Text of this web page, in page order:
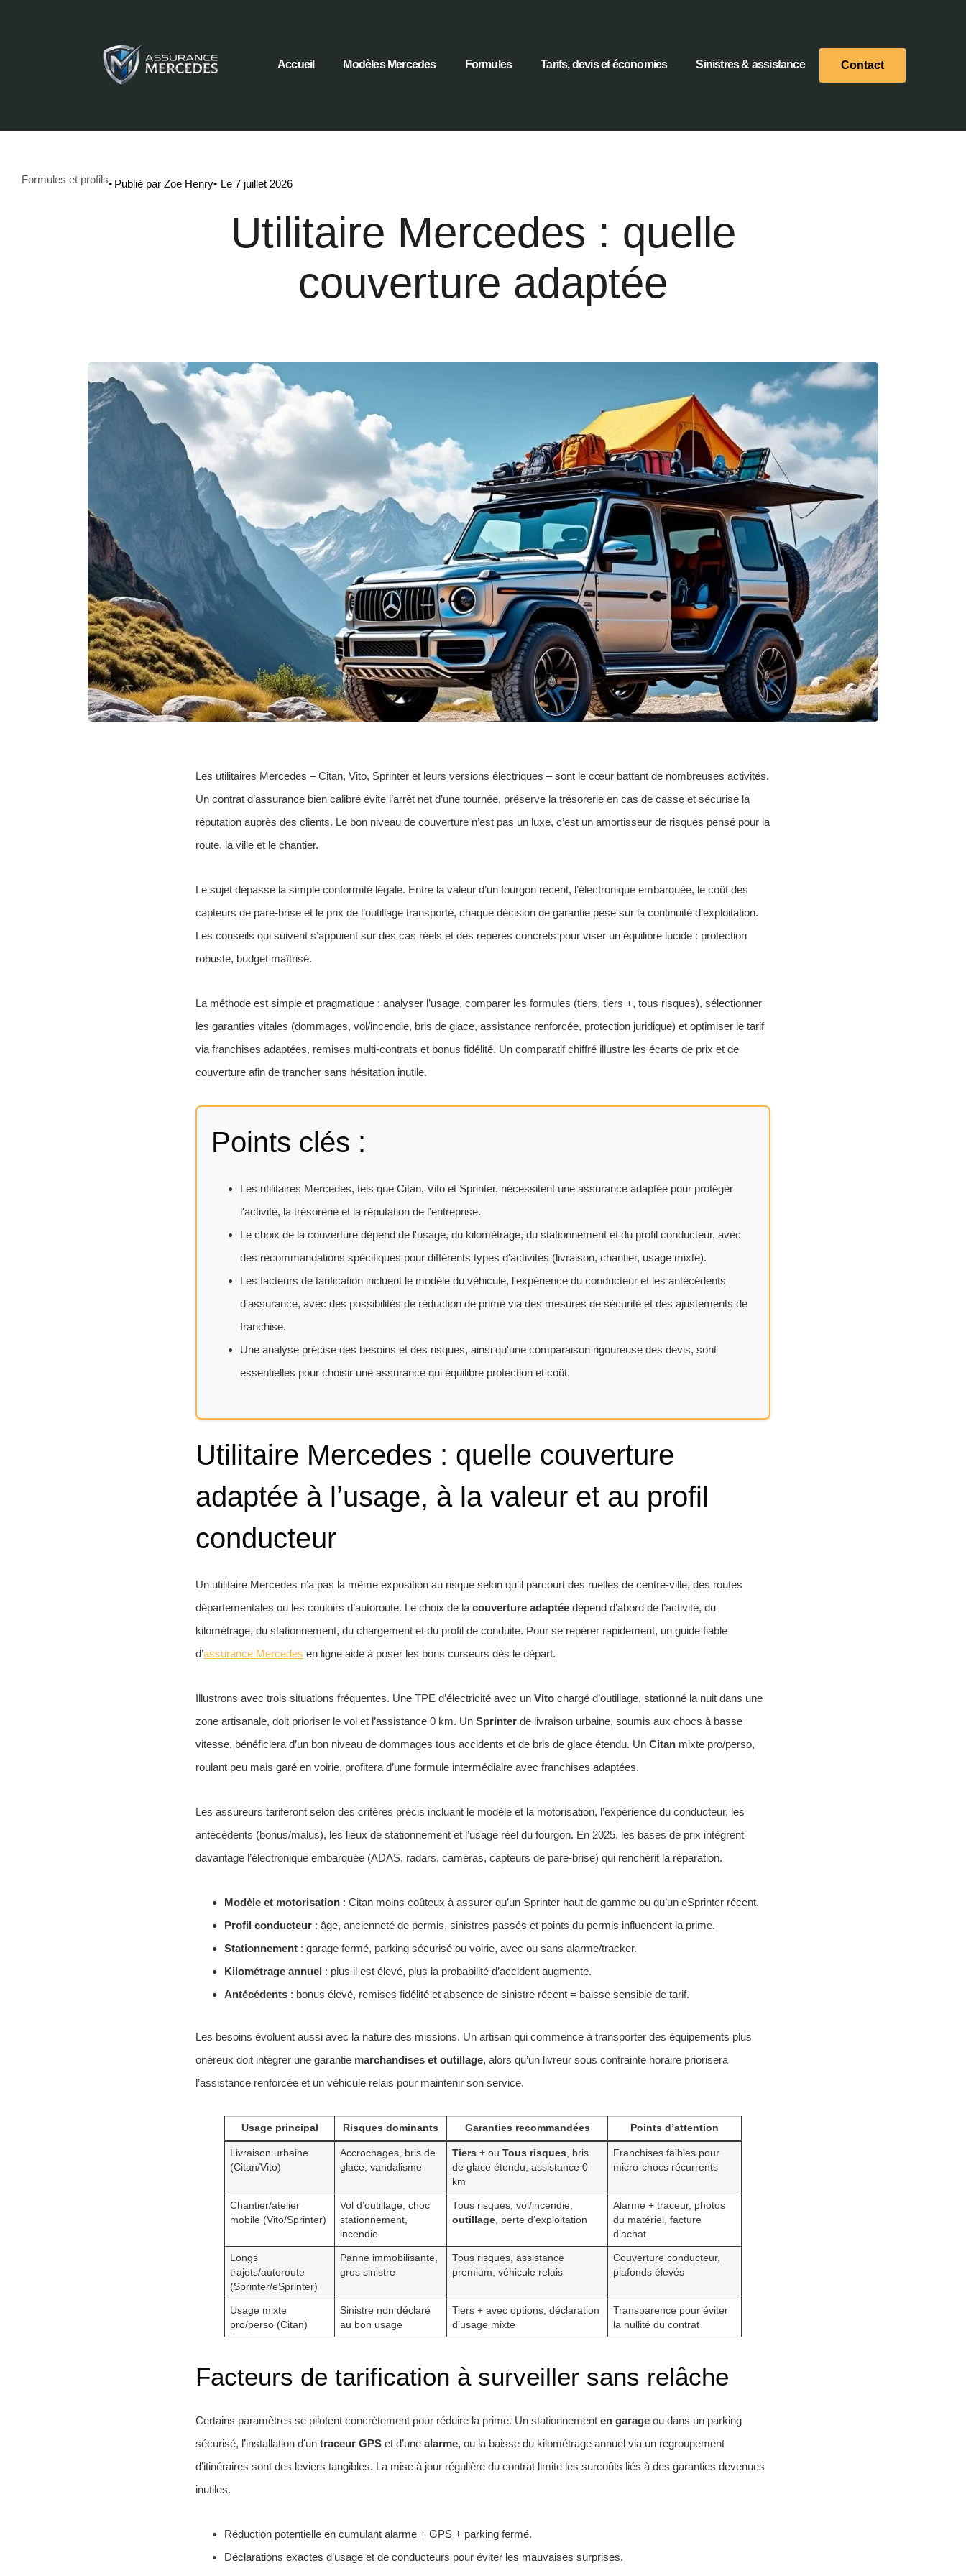
Accueil Modèles Mercedes Formules Tarifs, devis et économies Sinistres & assistance Contact
Formules et profils• Publié par Zoe Henry• Le 7 juillet 2026
Utilitaire Mercedes : quelle
couverture adaptée
Les utilitaires Mercedes – Citan, Vito, Sprinter et leurs versions électriques – sont le cœur battant de nombreuses activités.
Un contrat d’assurance bien calibré évite l’arrêt net d’une tournée, préserve la trésorerie en cas de casse et sécurise la
réputation auprès des clients. Le bon niveau de couverture n’est pas un luxe, c’est un amortisseur de risques pensé pour la
route, la ville et le chantier.
Le sujet dépasse la simple conformité légale. Entre la valeur d’un fourgon récent, l’électronique embarquée, le coût des
capteurs de pare-brise et le prix de l’outillage transporté, chaque décision de garantie pèse sur la continuité d’exploitation.
Les conseils qui suivent s’appuient sur des cas réels et des repères concrets pour viser un équilibre lucide : protection
robuste, budget maîtrisé.
La méthode est simple et pragmatique : analyser l’usage, comparer les formules (tiers, tiers +, tous risques), sélectionner
les garanties vitales (dommages, vol/incendie, bris de glace, assistance renforcée, protection juridique) et optimiser le tarif
via franchises adaptées, remises multi-contrats et bonus fidélité. Un comparatif chiffré illustre les écarts de prix et de
couverture afin de trancher sans hésitation inutile.
Points clés :
Les utilitaires Mercedes, tels que Citan, Vito et Sprinter, nécessitent une assurance adaptée pour protéger
l'activité, la trésorerie et la réputation de l'entreprise.
Le choix de la couverture dépend de l'usage, du kilométrage, du stationnement et du profil conducteur, avec
des recommandations spécifiques pour différents types d'activités (livraison, chantier, usage mixte).
Les facteurs de tarification incluent le modèle du véhicule, l'expérience du conducteur et les antécédents
d'assurance, avec des possibilités de réduction de prime via des mesures de sécurité et des ajustements de
franchise.
Une analyse précise des besoins et des risques, ainsi qu'une comparaison rigoureuse des devis, sont
essentielles pour choisir une assurance qui équilibre protection et coût.
Utilitaire Mercedes : quelle couverture
adaptée à l’usage, à la valeur et au profil
conducteur
Un utilitaire Mercedes n’a pas la même exposition au risque selon qu’il parcourt des ruelles de centre-ville, des routes
départementales ou les couloirs d’autoroute. Le choix de la couverture adaptée dépend d’abord de l’activité, du
kilométrage, du stationnement, du chargement et du profil de conduite. Pour se repérer rapidement, un guide fiable
d’assurance Mercedes en ligne aide à poser les bons curseurs dès le départ.
Illustrons avec trois situations fréquentes. Une TPE d’électricité avec un Vito chargé d’outillage, stationné la nuit dans une
zone artisanale, doit prioriser le vol et l’assistance 0 km. Un Sprinter de livraison urbaine, soumis aux chocs à basse
vitesse, bénéficiera d’un bon niveau de dommages tous accidents et de bris de glace étendu. Un Citan mixte pro/perso,
roulant peu mais garé en voirie, profitera d’une formule intermédiaire avec franchises adaptées.
Les assureurs tariferont selon des critères précis incluant le modèle et la motorisation, l’expérience du conducteur, les
antécédents (bonus/malus), les lieux de stationnement et l’usage réel du fourgon. En 2025, les bases de prix intègrent
davantage l’électronique embarquée (ADAS, radars, caméras, capteurs de pare-brise) qui renchérit la réparation.
Modèle et motorisation : Citan moins coûteux à assurer qu’un Sprinter haut de gamme ou qu’un eSprinter récent.
Profil conducteur : âge, ancienneté de permis, sinistres passés et points du permis influencent la prime.
Stationnement : garage fermé, parking sécurisé ou voirie, avec ou sans alarme/tracker.
Kilométrage annuel : plus il est élevé, plus la probabilité d’accident augmente.
Antécédents : bonus élevé, remises fidélité et absence de sinistre récent = baisse sensible de tarif.
Les besoins évoluent aussi avec la nature des missions. Un artisan qui commence à transporter des équipements plus
onéreux doit intégrer une garantie marchandises et outillage, alors qu’un livreur sous contrainte horaire priorisera
l’assistance renforcée et un véhicule relais pour maintenir son service.
Usage principal Risques dominants Garanties recommandées Points d’attention
Livraison urbaine
(Citan/Vito)
Accrochages, bris de
glace, vandalisme
Tiers +ou Tous risques, bris
de glace étendu, assistance 0
km
Franchises faibles pour
micro-chocs récurrents
Chantier/atelier
mobile (Vito/Sprinter)
Vol d’outillage, choc
stationnement,
incendie
Tous risques, vol/incendie,
outillage, perte d’exploitation
Alarme + traceur, photos
du matériel, facture
d’achat
Longs
trajets/autoroute
(Sprinter/eSprinter)
Panne immobilisante,
gros sinistre
Tous risques, assistance
premium, véhicule relais
Couverture conducteur,
plafonds élevés
Usage mixte
pro/perso (Citan)
Sinistre non déclaré
au bon usage
Tiers + avec options, déclaration
d’usage mixte
Transparence pour éviter
la nullité du contrat
Facteurs de tarification à surveiller sans relâche
Certains paramètres se pilotent concrètement pour réduire la prime. Un stationnement en garage ou dans un parking
sécurisé, l’installation d’un traceur GPS et d’une alarme, ou la baisse du kilométrage annuel via un regroupement
d’itinéraires sont des leviers tangibles. La mise à jour régulière du contrat limite les surcoûts liés à des garanties devenues
inutiles.
Réduction potentielle en cumulant alarme + GPS + parking fermé.
Déclarations exactes d’usage et de conducteurs pour éviter les mauvaises surprises.